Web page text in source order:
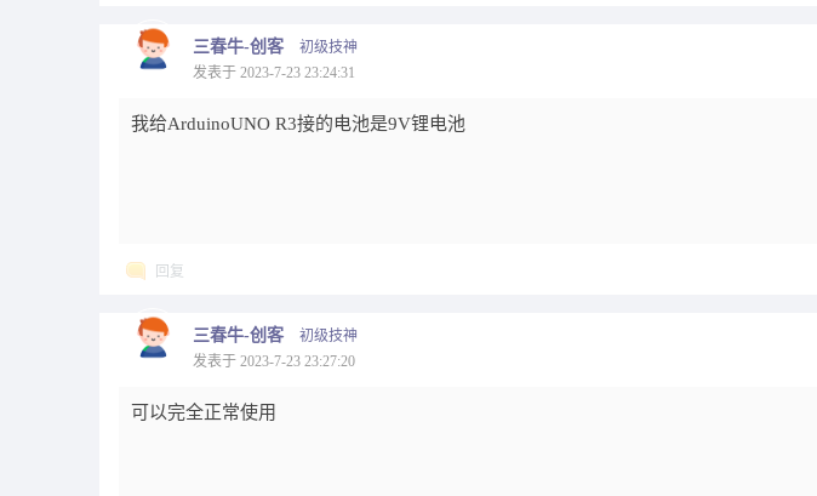
三春牛-创客
初级技神
发表于 2023-7-23 23:24:31
我给ArduinoUNO R3接的电池是9V锂电池
回复
三春牛-创客
初级技神
发表于 2023-7-23 23:27:20
可以完全正常使用